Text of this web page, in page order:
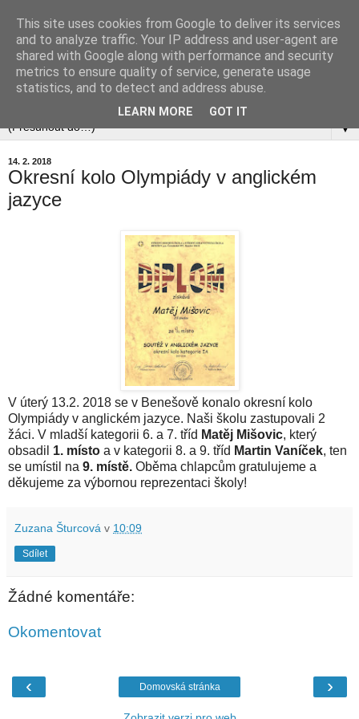
▼
14. 2. 2018
Okresní kolo Olympiády v anglickém
jazyce
V úterý 13.2. 2018 se v Benešově konalo okresní kolo
Olympiády v anglickém jazyce. Naši školu zastupovali 2
žáci. V mladší kategorii 6. a 7. tříd Matěj Mišovic, který
obsadil 1. místo a v kategorii 8. a 9. tříd Martin Vaníček, ten
se umístil na 9. místě. Oběma chlapcům gratulujeme a
děkujeme za výbornou reprezentaci školy!
Zuzana Šturcová v 10:09
Sdílet
Žádné komentáře:
Okomentovat
‹ ›
Domovská stránka
This site uses cookies from Google to deliver its services
and to analyze traffic. Your IP address and user-agent are
shared with Google along with performance and security
metrics to ensure quality of service, generate usage
statistics, and to detect and address abuse.
LEARN MORE GOT IT